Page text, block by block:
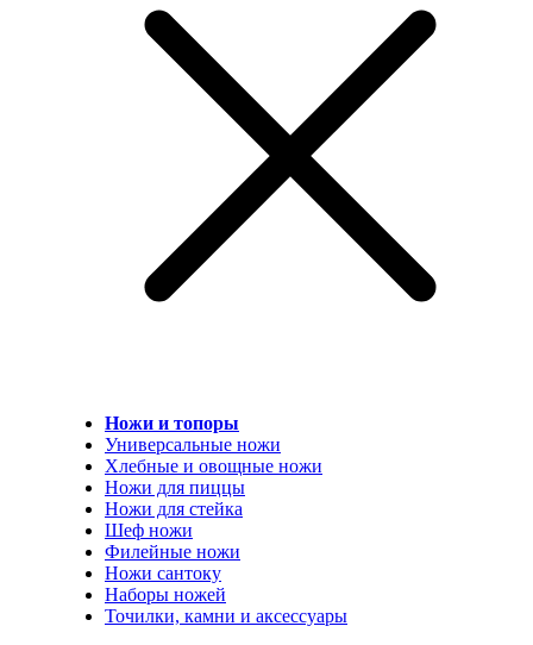
Ножи и топоры
Универсальные ножи
Хлебные и овощные ножи
Ножи для пиццы
Ножи для стейка
Шеф ножи
Филейные ножи
Ножи сантоку
Наборы ножей
Точилки, камни и аксессуары